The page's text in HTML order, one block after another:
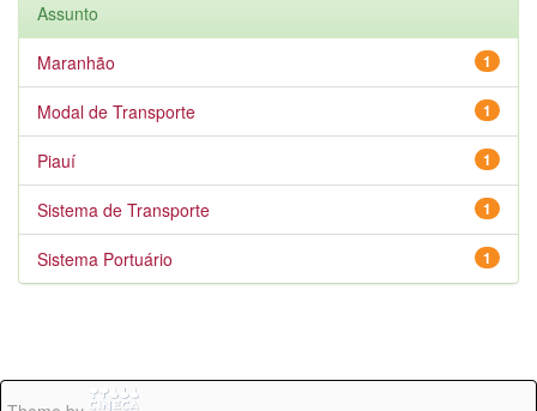
Assunto
1
Maranhão
1
Modal de Transporte
1
Piauí
1
Sistema de Transporte
1
Sistema Portuário